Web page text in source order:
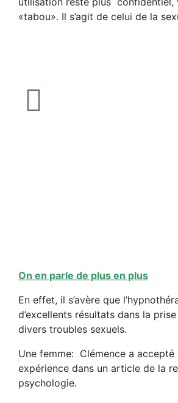
«tabou». Il s’agit de celui de la
On en parle de plus en plus
En effet, il s’avère que
d’excellents résultats dans la
divers troubles sexuels.
Une femme: Clémence a
expérience dans un article de la
psychologie.